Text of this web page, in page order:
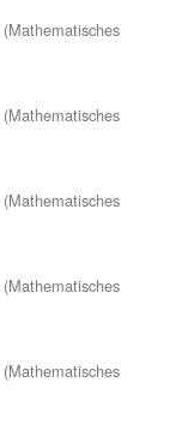
(Mathematisches
(Mathematisches
(Mathematisches
(Mathematisches
(Mathematisches